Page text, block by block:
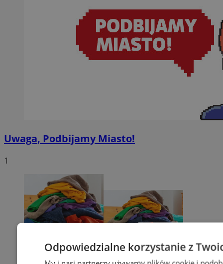
Uwaga, Podbijamy Miasto!
1
Odpowiedzialne korzystanie z